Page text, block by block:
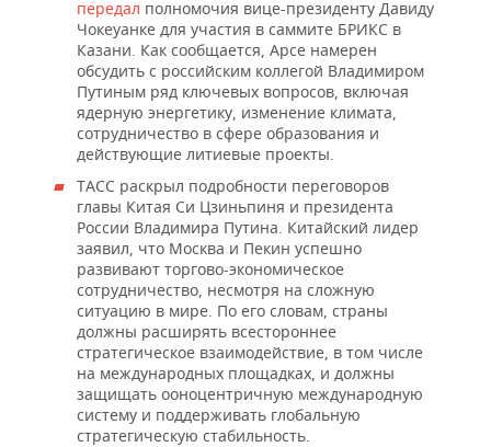
передал полномочия вице-президенту Давиду
Чокеуанке для участия в саммите БРИКС в
Казани. Как сообщается, Арсе намерен
обсудить с российским коллегой Владимиром
Путиным ряд ключевых вопросов, включая
ядерную энергетику, изменение климата,
сотрудничество в сфере образования и
действующие литиевые проекты.
ТАСС раскрыл подробности переговоров
главы Китая Си Цзиньпиня и президента
России Владимира Путина. Китайский лидер
заявил, что Москва и Пекин успешно
развивают торгово-экономическое
сотрудничество, несмотря на сложную
ситуацию в мире. По его словам, страны
должны расширять всестороннее
стратегическое взаимодействие, в том числе
на международных площадках, и должны
защищать ооноцентричную международную
систему и поддерживать глобальную
стратегическую стабильность.